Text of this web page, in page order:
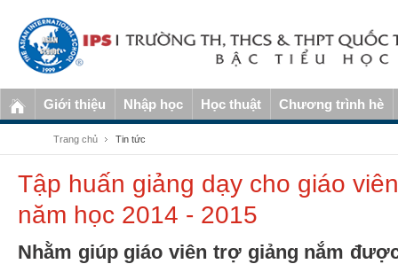
Giới thiệu Nhập học Học thuật Chương trình hè
Trang chủ Tin tức
Tập huấn giảng dạy cho giáo
năm học 2014 - 2015
Nhằm giúp giáo viên trợ giảng nắm